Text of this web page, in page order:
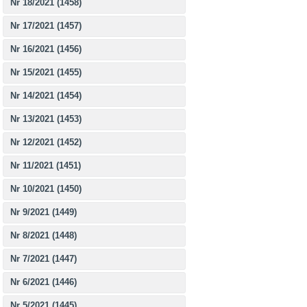
Nr 18/2021 (1458)
Nr 17/2021 (1457)
Nr 16/2021 (1456)
Nr 15/2021 (1455)
Nr 14/2021 (1454)
Nr 13/2021 (1453)
Nr 12/2021 (1452)
Nr 11/2021 (1451)
Nr 10/2021 (1450)
Nr 9/2021 (1449)
Nr 8/2021 (1448)
Nr 7/2021 (1447)
Nr 6/2021 (1446)